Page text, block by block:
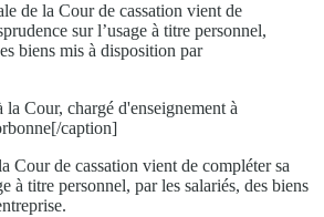
de la Cour de cassation vient de
sur l’usage à titre personnel,
biens mis à disposition par
Cour, chargé d'enseignement à
caption]
Cour de cassation vient de compléter sa
à titre personnel, par les salariés, des biens